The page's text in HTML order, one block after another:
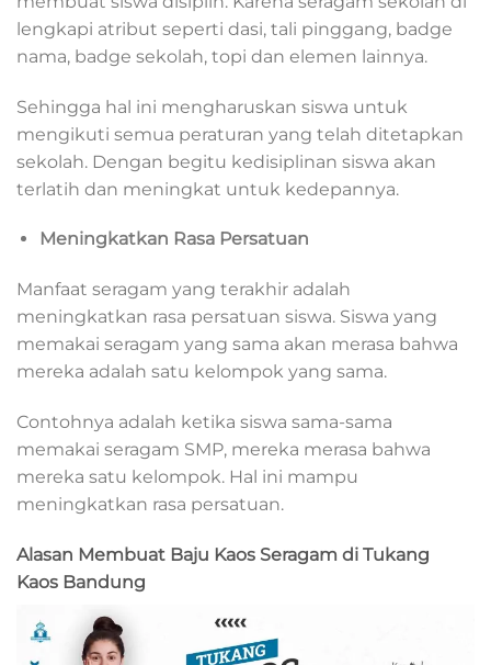
lengkapi atribut seperti dasi, tali pinggang, badge
nama, badge sekolah, topi dan elemen lainnya.
Sehingga hal ini mengharuskan siswa untuk
mengikuti semua peraturan yang telah ditetapkan
sekolah. Dengan begitu kedisiplinan siswa akan
terlatih dan meningkat untuk kedepannya.
Meningkatkan Rasa Persatuan
Manfaat seragam yang terakhir adalah
meningkatkan rasa persatuan siswa. Siswa yang
memakai seragam yang sama akan merasa bahwa
mereka adalah satu kelompok yang sama.
Contohnya adalah ketika siswa sama-sama
memakai seragam SMP, mereka merasa bahwa
mereka satu kelompok. Hal ini mampu
meningkatkan rasa persatuan.
Alasan Membuat Baju Kaos Seragam di Tukang
Kaos Bandung